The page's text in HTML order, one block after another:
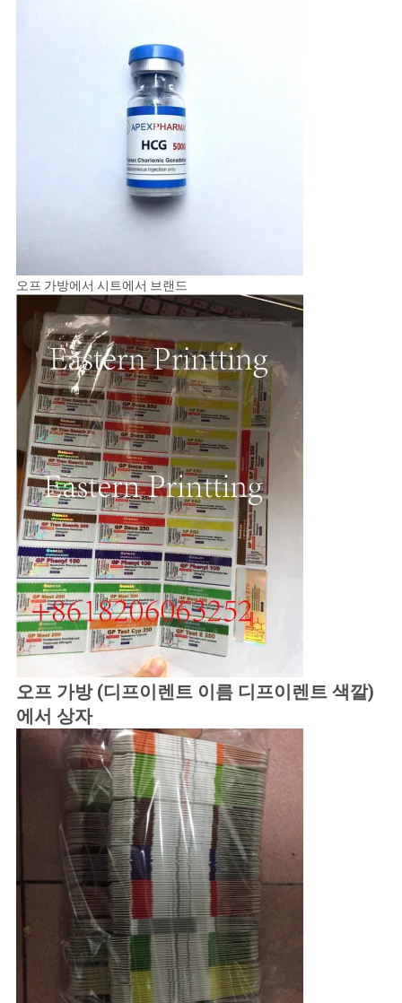
오프 가방에서 시트에서 브랜드
오프 가방 (디프이렌트 이름 디프이렌트 색깔)
에서 상자